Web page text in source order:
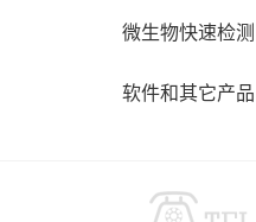
微生物快速检测
软件和其它产品